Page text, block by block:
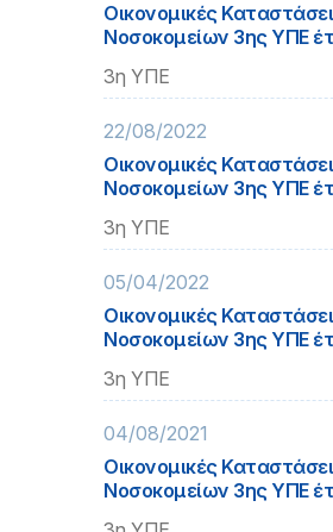
Οικονομικές
Νοσοκομείων 3ης ΥΠΕ
3η ΥΠΕ
22/08/2022
Οικονομικές
Νοσοκομείων 3ης ΥΠΕ
3η ΥΠΕ
05/04/2022
Οικονομικές
Νοσοκομείων 3ης ΥΠΕ
3η ΥΠΕ
04/08/2021
Οικονομικές
Νοσοκομείων 3ης ΥΠΕ